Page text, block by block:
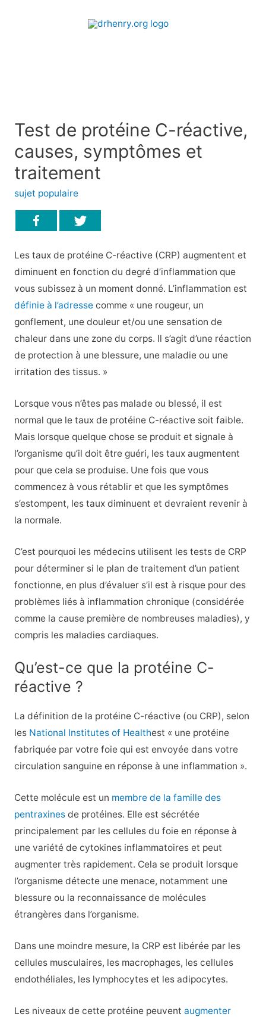
Test de protéine C-réactive,
causes, symptômes et
traitement
sujet populaire
Les taux de protéine C-réactive (CRP) augmentent et
diminuent en fonction du degré d’inflammation que
vous subissez à un moment donné. L’inflammation est
définie à l’adressecomme « une rougeur, un
gonflement, une douleur et/ou une sensation de
chaleur dans une zone du corps. Il s’agit d’une réaction
de protection à une blessure, une maladie ou une
irritation des tissus. »
Lorsque vous n’êtes pas malade ou blessé, il est
normal que le taux de protéine C-réactive soit faible.
Mais lorsque quelque chose se produit et signale à
l’organisme qu’il doit être guéri, les taux augmentent
pour que cela se produise. Une fois que vous
commencez à vous rétablir et que les symptômes
s’estompent, les taux diminuent et devraient revenir à
la normale.
C’est pourquoi les médecins utilisent les tests de CRP
pour déterminer si le plan de traitement d’un patient
fonctionne, en plus d’évaluer s’il est à risque pour des
problèmes liés à inflammation chronique(considérée
comme la cause première de nombreuses maladies), y
compris les maladies cardiaques.
Qu’est-ce que la protéine C-
réactive ?
La définition de la protéine C-réactive (ou CRP), selon
les National Institutes of Healthest « une protéine
fabriquée par votre foie qui est envoyée dans votre
circulation sanguine en réponse à une inflammation ».
Cette molécule est un membre de la famille des
pentraxinesde protéines. Elle est sécrétée
principalement par les cellules du foie en réponse à
une variété de cytokines inflammatoires et peut
augmenter très rapidement. Cela se produit lorsque
l’organisme détecte une menace, notamment une
blessure ou la reconnaissance de molécules
étrangères dans l’organisme.
Dans une moindre mesure, la CRP est libérée par les
cellules musculaires, les macrophages, les cellules
endothéliales, les lymphocytes et les adipocytes.
Les niveaux de cette protéine peuvent augmenter